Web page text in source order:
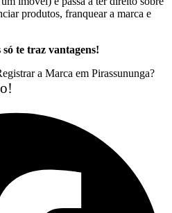
produtos, franquear a marca e
te traz vantagens!
a Marca em Pirassununga?